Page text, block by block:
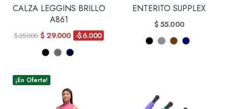
CALZA LEGGINS BRILLO
A861
$ 35.000 $ 29.000 -$ 6.000
ENTERITO SUPPLEX
$ 55.000
¡En Oferta!